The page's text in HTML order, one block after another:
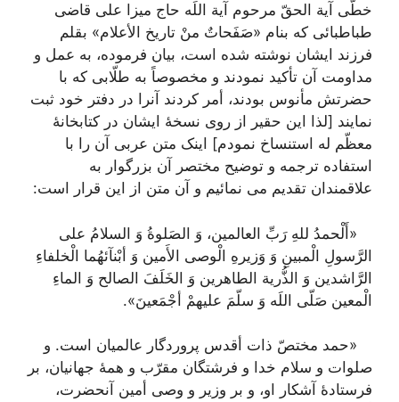
خطّی آیة الحقّ مرحوم آیة اللَه حاج میزا علی قاضی
طباطبائی که بنام «صَفَحاتٌ منْ تاریخ الأعلام» بقلم
فرزند ایشان نوشته شده است، بیان فرموده، به عمل و
مداومت آن تأکید نمودند و مخصوصاً به طلّابی که با
حضرتش مأنوس بودند، أمر کردند آنرا در دفتر خود ثبت
نمایند [لذا این حقیر از روی نسخۀ ایشان در کتابخانۀ
معظّم له استنساخ نمودم] اینک متن عربی آن را با
استفاده ترجمه و توضیح مختصر آن بزرگوار به
علاقمندان تقدیم می نمائیم و آن متن از این قرار است:
«أَلْحمدُ للهِ رَبِّ العالمین، وَ الصَلوةُ وَ السلامُ علی
الرَّسولِ الْمبینِ وَ وَزیرهِ الْوصی الأَمین وَ أبْنآئهُما الْخلفاءِ
الرَّاشدین وَ الذُّریة الطاهرین وَ الخَلَفَ الصالح وَ الماءِ
الْمعین صَلّی اللَه وَ سلّمَ علیهمْ أجْمَعینَ».
«حمد مختصّ ذات أقدس پروردگار عالمیان است. و
صلوات و سلام خدا و فرشتگان مقرّب و همۀ جهانیان، بر
فرستادۀ آشکار او، و بر وزیر و وصی أمین آنحضرت،